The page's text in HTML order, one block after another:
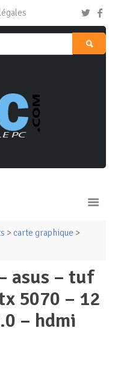
> carte graphique >
5070 – 12
– hdmi